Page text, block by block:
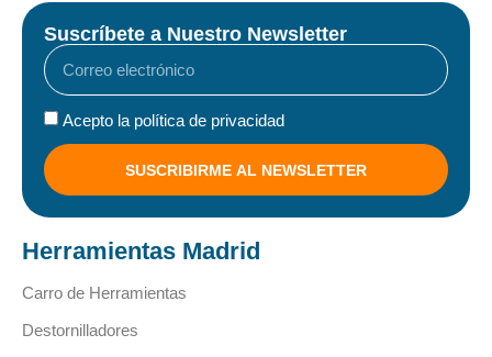
Suscríbete a Nuestro Newsletter
Acepto la política de privacidad
SUSCRIBIRME AL NEWSLETTER
Herramientas Madrid
Carro de Herramientas
Destornilladores